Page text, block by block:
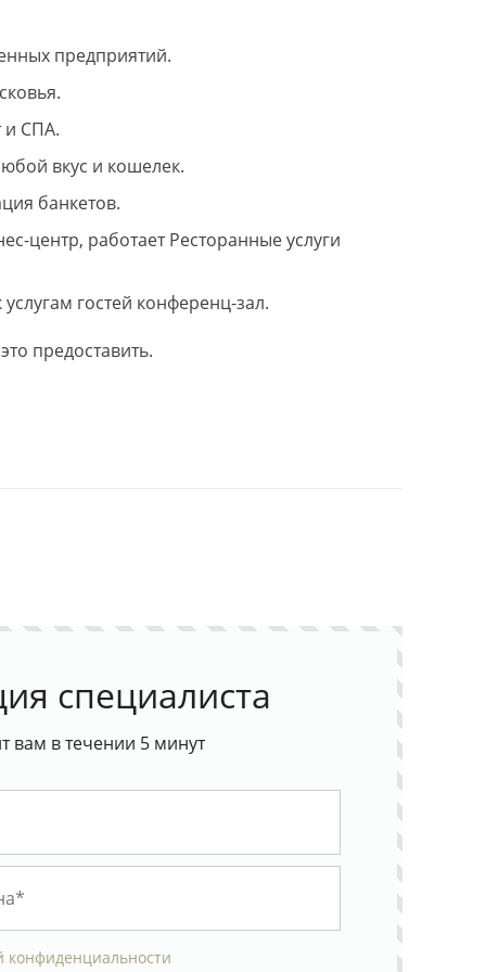
предприятий.
и СПА.
вкус и кошелек.
банкетов.
центр, работает Ресторанные услуги
гостей конференц-зал.
предоставить.
специалиста
вам в течении 5 минут
конфиденциальности